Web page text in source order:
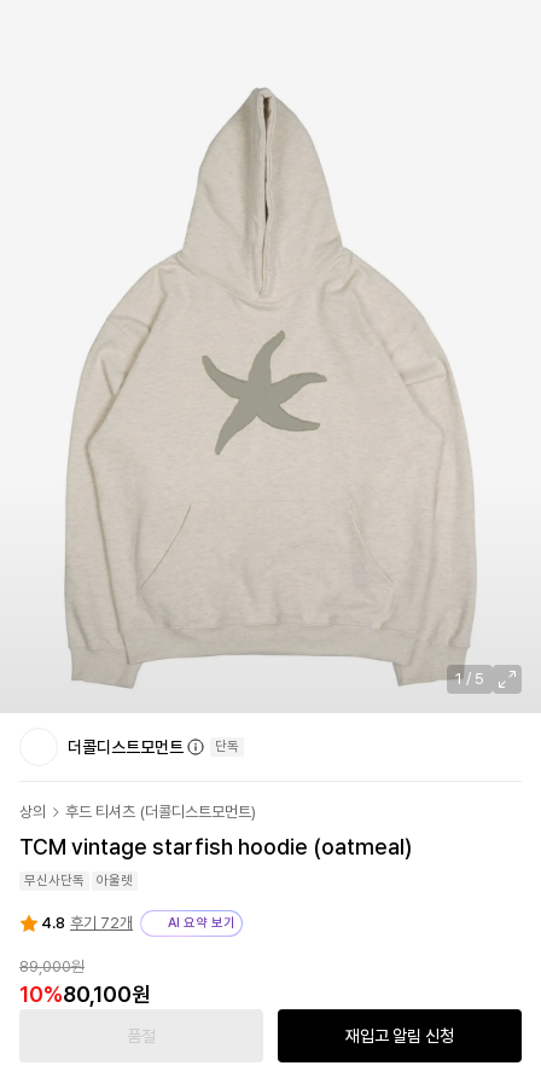
1/ 5
더콜디스트모먼트 단독
상의 후드 티셔츠 (더콜디스트모먼트)
TCM vintage starfish hoodie (oatmeal)
무신사단독 아울렛
4.8 후기 72개 AI 요약 보기
89,000원
10%80,100원
품절 재입고 알림 신청